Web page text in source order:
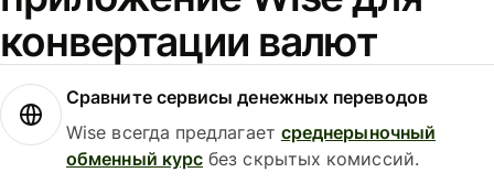
конвертации валют
Сравните сервисы денежных переводов
Wise всегда предлагает среднерыночный
обменный курс без скрытых комиссий.